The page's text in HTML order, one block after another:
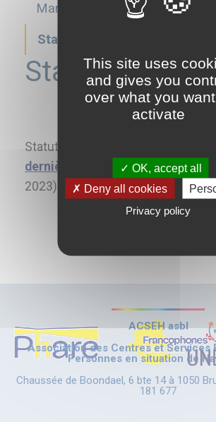
Mandataires
Statuts
Statuts
Statuts/composition du CA/
dernière parution au Moniteur
2023)
ACSEH asbl
Association des Centres et Services
Personnes en situation de
Chaussée de Boondael, 6 bte 14 à 1050
181 677
This site uses
and gives you
over what you
activate
OK, accept all
Deny all cookies
Privacy policy